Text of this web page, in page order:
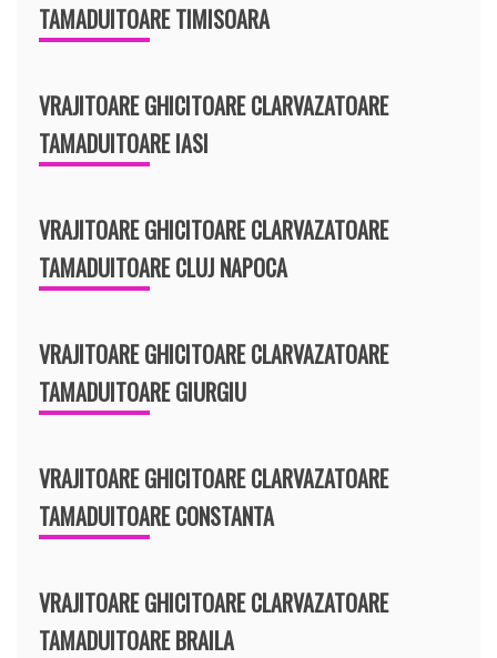
TAMADUITOARE TIMISOARA
VRAJITOARE GHICITOARE CLARVAZATOARE
TAMADUITOARE IASI
VRAJITOARE GHICITOARE CLARVAZATOARE
TAMADUITOARE CLUJ NAPOCA
VRAJITOARE GHICITOARE CLARVAZATOARE
TAMADUITOARE GIURGIU
VRAJITOARE GHICITOARE CLARVAZATOARE
TAMADUITOARE CONSTANTA
VRAJITOARE GHICITOARE CLARVAZATOARE
TAMADUITOARE BRAILA